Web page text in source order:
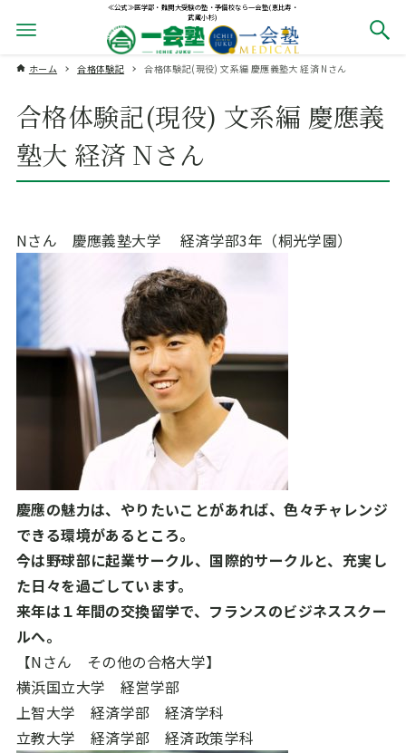
≪公式≫医学部・難関大受験の塾・予備校なら一会塾(恵比寿・
武蔵小杉)
ホーム 合格体験記 合格体験記(現役) 文系編 慶應義塾大 経済 Nさん
合格体験記(現役) 文系編 慶應義
塾大 経済 Nさん
Nさん 慶應義塾大学 経済学部3年（桐光学園）
慶應の魅力は、やりたいことがあれば、色々チャレンジ
できる環境があるところ。
今は野球部に起業サークル、国際的サークルと、充実し
た日々を過ごしています。
来年は１年間の交換留学で、フランスのビジネススクー
ルへ。
【Nさん その他の合格大学】
横浜国立大学 経営学部
上智大学 経済学部 経済学科
立教大学 経済学部 経済政策学科